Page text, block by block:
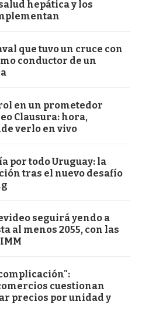
hepática y los
que tuvo un cruce con
conductor de un
en un prometedor
Clausura: hora,
verlo en vivo
por todo Uruguay: la
tras el nuevo desafío
seguirá yendo a
al menos 2055, con las
cuestionan
precios por unidad y